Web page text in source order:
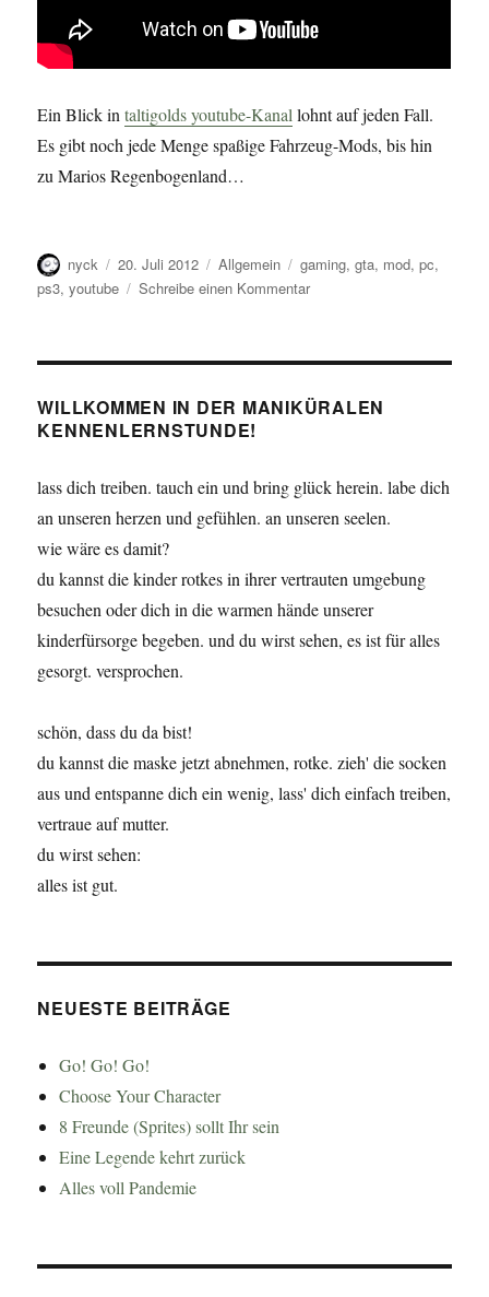
Ein Blick intaltigolds youtube-Kanal lohnt auf jeden Fall.
Es gibt noch jede Menge spaßige Fahrzeug-Mods, bis hin
zu Marios Regenbogenland…
Autor
nyck
Veröffentlicht
am
20. Juli 2012 Kategorien
Allgemein Schlagwörter
gaming,gta, mod,pc,
ps3,youtube Schreibe einen Kommentarzu
Mods
WILLKOMMEN IN DER MANIKÜRALEN
KENNENLERNSTUNDE!
lass dich treiben. tauch ein und bring glück herein. labe dich
an unseren herzen und gefühlen. an unseren seelen.
wie wäre es damit?
du kannst die kinder rotkes in ihrer vertrauten umgebung
besuchen oder dich in die warmen hände unserer
kinderfürsorge begeben. und du wirst sehen, es ist für alles
gesorgt. versprochen.
schön, dass du da bist!
du kannst die maske jetzt abnehmen, rotke. zieh' die socken
aus und entspanne dich ein wenig, lass' dich einfach treiben,
vertraue auf mutter.
du wirst sehen:
alles ist gut.
NEUESTE BEITRÄGE
Go! Go! Go!
Choose Your Character
8 Freunde (Sprites) sollt Ihr sein
Eine Legende kehrt zurück
Alles voll Pandemie